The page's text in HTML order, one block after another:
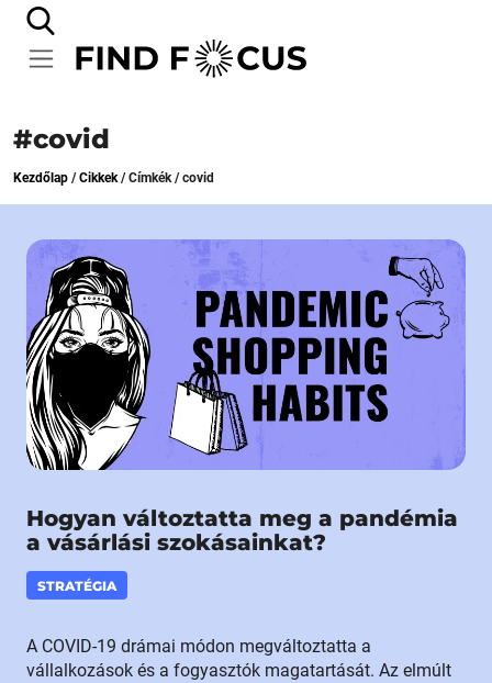
#covid
Kezdőlap /Cikkek/Címkék/covid
Hogyan változtatta meg a pandémia
a vásárlási szokásainkat?
STRATÉGIA
A COVID-19 drámai módon megváltoztatta a
vállalkozások és a fogyasztók magatartását. Az elmúlt